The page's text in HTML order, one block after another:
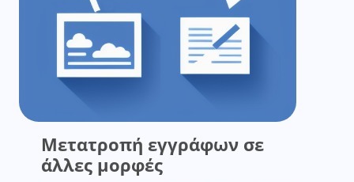
Μετατροπή εγγράφων σε
άλλες μορφές